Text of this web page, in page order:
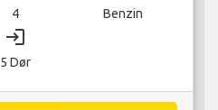
4 Benzin
login
5 Dør